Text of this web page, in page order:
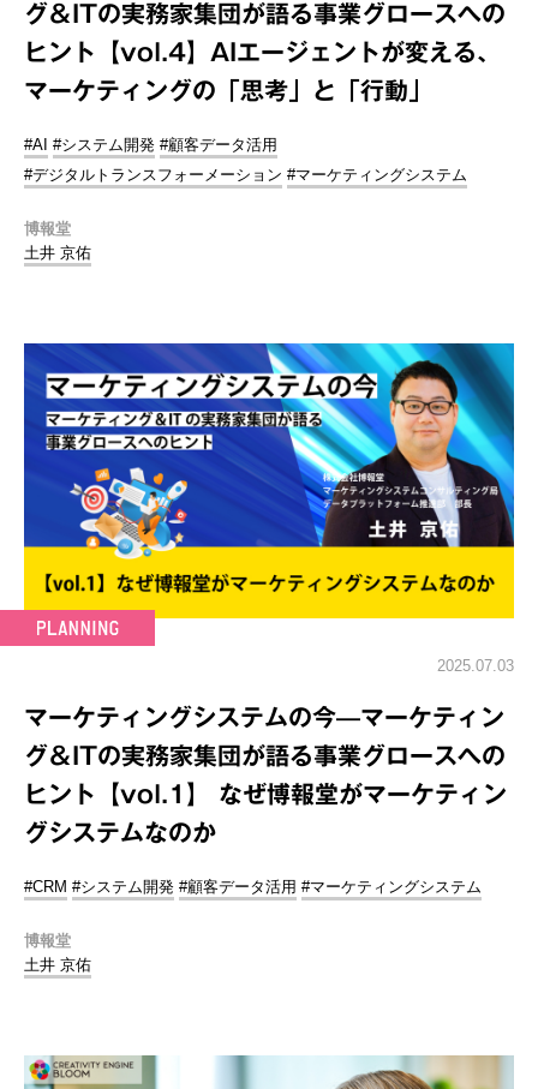
グ＆ITの実務家集団が語る事業グロースへの
ヒント【vol.4】AIエージェントが変える、
マーケティングの「思考」と「行動」
#AI #システム開発 #顧客データ活用
#デジタルトランスフォーメーション #マーケティングシステム
博報堂
土井 京佑
2025.07.03
マーケティングシステムの今—マーケティン
グ＆ITの実務家集団が語る事業グロースへの
ヒント【vol.1】 なぜ博報堂がマーケティン
グシステムなのか
#CRM #システム開発 #顧客データ活用 #マーケティングシステム
博報堂
土井 京佑